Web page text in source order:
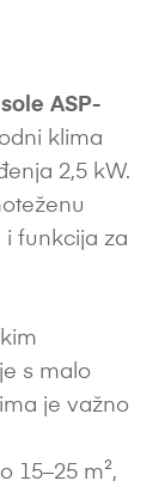
ASP-
klima
2,5 kW.
i funkcija za
s malo
je važno
15–25 m²,